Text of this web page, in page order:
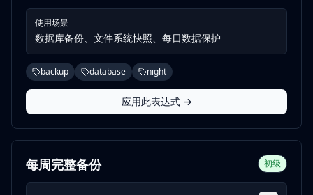
使用场景
数据库备份、文件系统快照、每日数据保护
backup database night
应用此表达式 →
每周完整备份 初级